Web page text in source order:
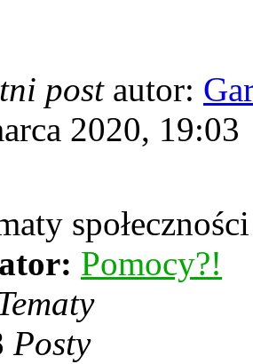
postautor:
2020, 19:03
Pomocy?!
Posty